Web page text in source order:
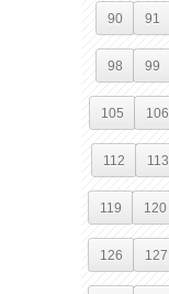
90 91
98 99
105 106
112 113
119 120
126 127